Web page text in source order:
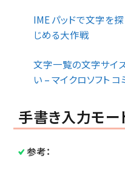
IME パッドで文字を
じめる大作戦
文字一覧の文字サイ
い – マイクロソフト コ
手書き入力モー
参考：